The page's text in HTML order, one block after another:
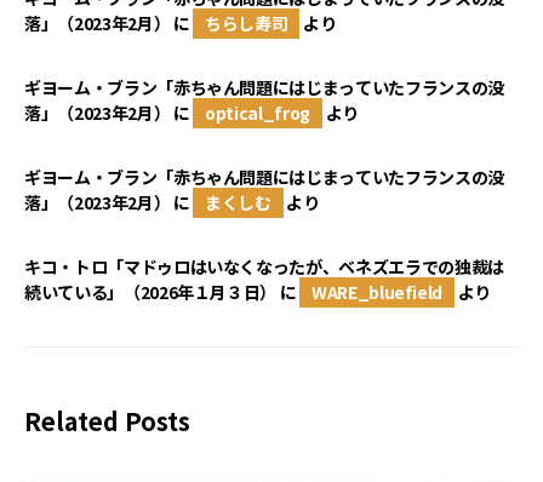
落」（2023年2月） に ちらし寿司 より
ギヨーム・ブラン「赤ちゃん問題にはじまっていたフランスの没
落」（2023年2月） に optical_frog より
ギヨーム・ブラン「赤ちゃん問題にはじまっていたフランスの没
落」（2023年2月） に まくしむ より
キコ・トロ「マドゥロはいなくなったが、ベネズエラでの独裁は
続いている」（2026年１月３日）
に WARE_bluefield より
Related Posts